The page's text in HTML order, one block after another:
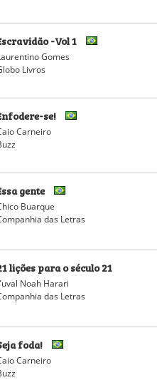
-Vol 1
Gomes
Livros
se!
Carneiro
gente
Buarque
das Letras
lições para o século 21
Noah Harari
das Letras
foda!
Carneiro